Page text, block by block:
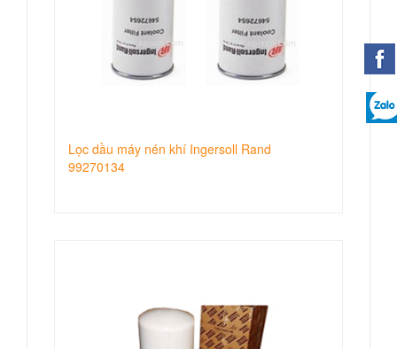
Lọc dầu máy nén khí Ingersoll Rand
99270134